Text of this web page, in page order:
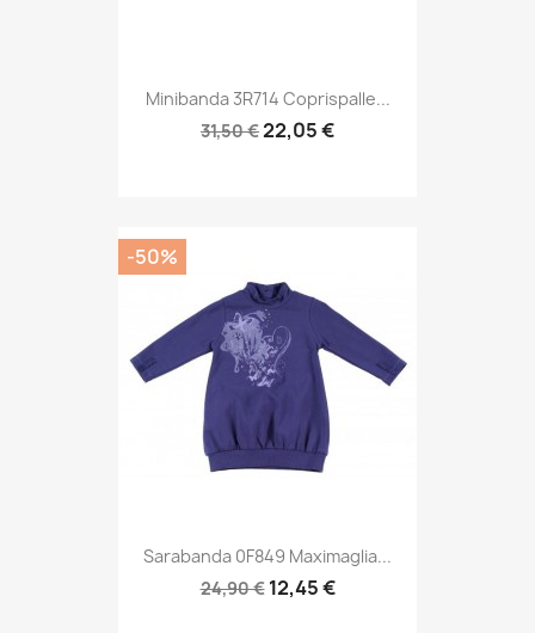
Minibanda 3R714 Coprispalle...
31,50 €22,05 €
Sarabanda 0F849 Maximaglia...
24,90 € 12,45 €
-50%